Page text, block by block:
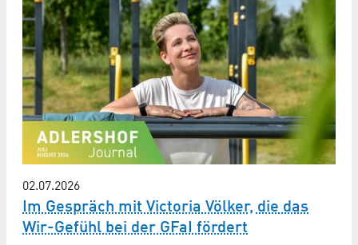
02.07.2026
Im Gespräch mit Victoria Völker, die das
Wir-Gefühl bei der GFaI fördert